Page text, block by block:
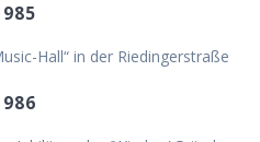
Hall“ in der Riedingerstraße